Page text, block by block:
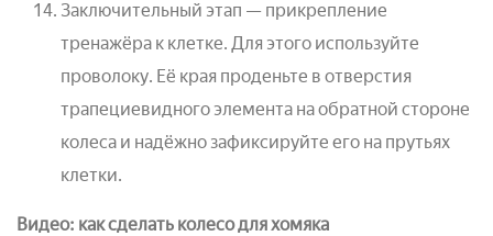
Заключительный этап — прикрепление
тренажёра к клетке. Для этого используйте
проволоку. Её края проденьте в отверстия
трапециевидного элемента на обратной стороне
колеса и надёжно зафиксируйте его на прутьях
клетки.
Видео: как сделать колесо для хомяка